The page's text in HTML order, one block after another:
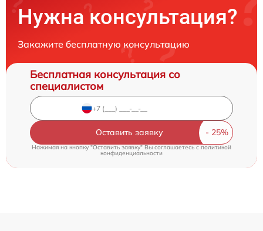
Нужна консультация?
Закажите бесплатную консультацию
Бесплатная консультация со
специалистом
Оставить заявку
Нажимая на кнопку "Оставить заявку" Вы соглашаетесь c политикой
конфиденциальности